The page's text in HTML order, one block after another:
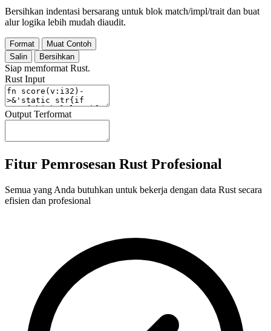
Bersihkan indentasi bersarang untuk blok match/impl/trait dan buat
alur logika lebih mudah diaudit.
Format
Muat Contoh
Salin
Bersihkan
Siap memformat Rust.
Rust Input
Output Terformat
Fitur Pemrosesan Rust Profesional
Semua yang Anda butuhkan untuk bekerja dengan data Rust secara
efisien dan profesional